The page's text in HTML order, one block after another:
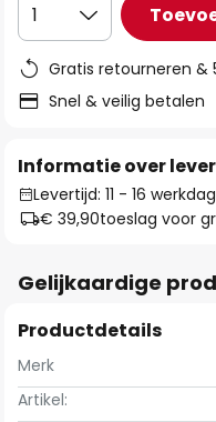
1
Gratis retourneren &
Snel & veilig betalen
Informatie over
Levertijd: 11 - 16
€ 39,90toeslag voor
Gelijkaardige
Productdetails
Merk
Artikel: